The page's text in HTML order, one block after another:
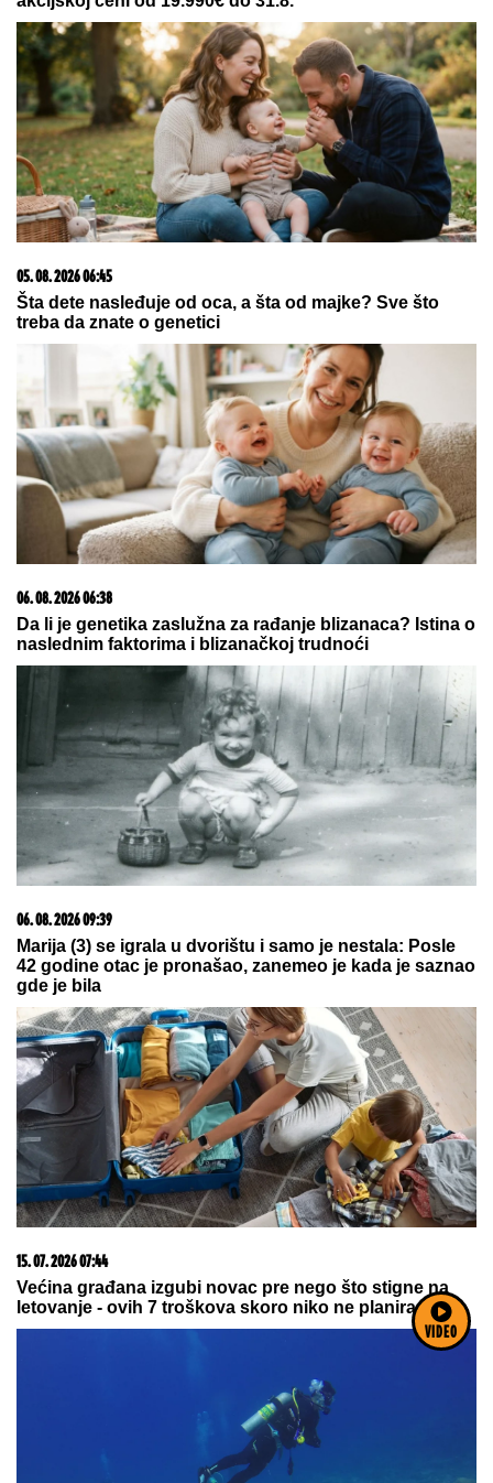
VIDEO
23. 07. 2026 12:47
Letnje večeri u gradu više nisu rezervisane za vikend:
Zašto sve više ljudi bira večeru koja se spontano
pretvori u druženje
25.000 kupaca već kupuje uz PerSu Extra. A ti? Saznaj
više
Hibrid broj 1 koji osvaja Evropu, sada po specijalnoj
akcijskoj ceni od 19.990€ do 31.8.
05. 08. 2026 06:45
Šta dete nasleđuje od oca, a šta od majke? Sve što
treba da znate o genetici
naslednim faktorima i blizanačkoj trudnoći